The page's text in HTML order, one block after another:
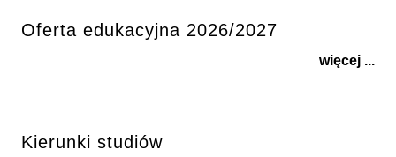
Oferta edukacyjna 2026/2027
więcej ...
Kierunki studiów